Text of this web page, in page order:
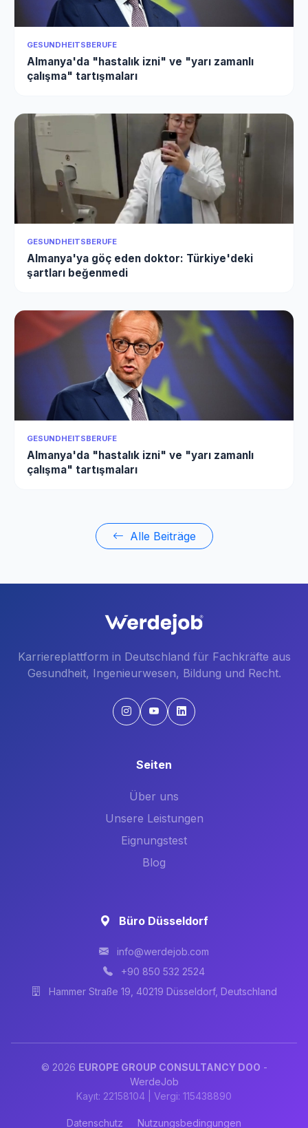
GESUNDHEITSBERUFE
Almanya'da "hastalık izni" ve "yarı zamanlı
çalışma" tartışmaları
GESUNDHEITSBERUFE
Almanya'ya göç eden doktor: Türkiye'deki
şartları beğenmedi
GESUNDHEITSBERUFE
Almanya'da "hastalık izni" ve "yarı zamanlı
çalışma" tartışmaları
Alle Beiträge
Karriereplattform in Deutschland für Fachkräfte aus
Gesundheit, Ingenieurwesen, Bildung und Recht.
Seiten
Über uns
Unsere Leistungen
Eignungstest
Blog
Büro Düsseldorf
info@werdejob.com
+90 850 532 2524
Hammer Straße 19, 40219 Düsseldorf, Deutschland
© 2026 EUROPE GROUP CONSULTANCY DOO -
WerdeJob
Kayıt: 22158104 | Vergi: 115438890
Datenschutz Nutzungsbedingungen